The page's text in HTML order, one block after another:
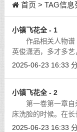
首页 > TAG信息
小镇飞花全 - 1
作品相关人物谱
英俊潇洒，多才多
有了他在小镇上的一
2025-06-23 16:33
小镇飞花全 - 2
第一卷第一章自
床洗脸的时候。在
跑着。渐渐地上了一
2025-06-23 16:33